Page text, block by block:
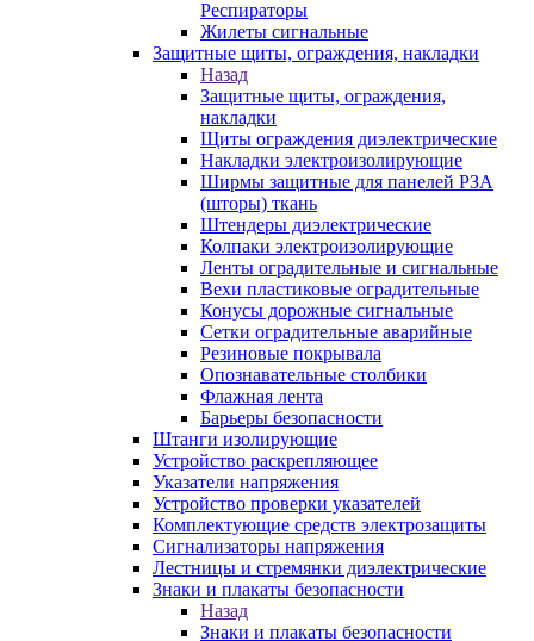
Респираторы
Жилеты сигнальные
Защитные щиты, ограждения, накладки
Назад
Защитные щиты, ограждения,
накладки
Щиты ограждения диэлектрические
Накладки электроизолирующие
Ширмы защитные для панелей РЗА
(шторы) ткань
Штендеры диэлектрические
Колпаки электроизолирующие
Ленты оградительные и сигнальные
Вехи пластиковые оградительные
Конусы дорожные сигнальные
Сетки оградительные аварийные
Резиновые покрывала
Опознавательные столбики
Флажная лента
Барьеры безопасности
Штанги изолирующие
Устройство раскрепляющее
Указатели напряжения
Устройство проверки указателей
Комплектующие средств электрозащиты
Сигнализаторы напряжения
Лестницы и стремянки диэлектрические
Знаки и плакаты безопасности
Назад
Знаки и плакаты безопасности